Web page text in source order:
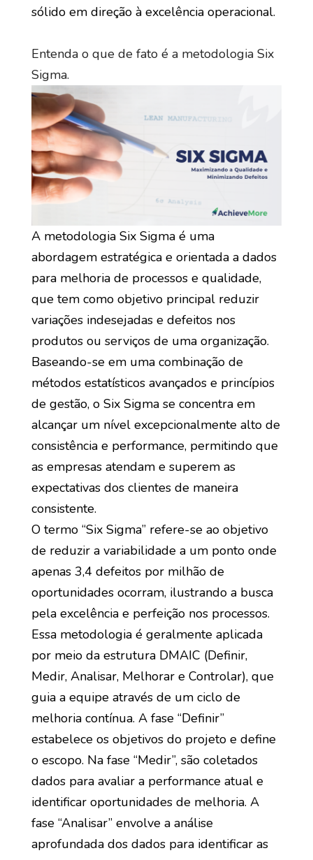
sólido em direção à excelência operacional.
Entenda o que de fato é a metodologia Six
Sigma.
A metodologia Six Sigma é uma
abordagem estratégica e orientada a dados
para melhoria de processos e qualidade,
que tem como objetivo principal reduzir
variações indesejadas e defeitos nos
produtos ou serviços de uma organização.
Baseando-se em uma combinação de
métodos estatísticos avançados e princípios
de gestão, o Six Sigma se concentra em
alcançar um nível excepcionalmente alto de
consistência e performance, permitindo que
as empresas atendam e superem as
expectativas dos clientes de maneira
consistente.
O termo “Six Sigma” refere-se ao objetivo
de reduzir a variabilidade a um ponto onde
apenas 3,4 defeitos por milhão de
oportunidades ocorram, ilustrando a busca
pela excelência e perfeição nos processos.
Essa metodologia é geralmente aplicada
por meio da estrutura DMAIC (Definir,
Medir, Analisar, Melhorar e Controlar), que
guia a equipe através de um ciclo de
melhoria contínua. A fase “Definir”
estabelece os objetivos do projeto e define
o escopo. Na fase “Medir”, são coletados
dados para avaliar a performance atual e
identificar oportunidades de melhoria. A
fase “Analisar” envolve a análise
aprofundada dos dados para identificar as